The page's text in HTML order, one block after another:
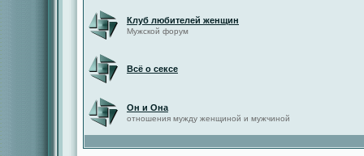
Клуб любителей женщин
Мужской форум
Всё о сексе
Он и Она
отношения мужду женщиной и мужчиной